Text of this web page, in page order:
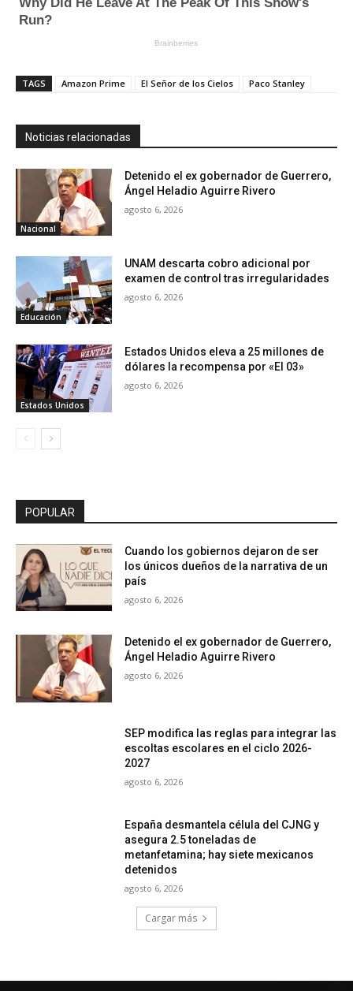
TAGS Amazon Prime El Señor de los Cielos Paco Stanley
Noticias relacionadas
Nacional
Detenido el ex gobernador de Guerrero,
Ángel Heladio Aguirre Rivero
agosto 6, 2026
Educación
UNAM descarta cobro adicional por
examen de control tras irregularidades
agosto 6, 2026
Estados Unidos
Estados Unidos eleva a 25 millones de
dólares la recompensa por «El 03»
agosto 6, 2026
POPULAR
Cuando los gobiernos dejaron de ser
los únicos dueños de la narrativa de un
país
agosto 6, 2026
Detenido el ex gobernador de Guerrero,
Ángel Heladio Aguirre Rivero
agosto 6, 2026
SEP modifica las reglas para integrar las
escoltas escolares en el ciclo 2026-
2027
agosto 6, 2026
España desmantela célula del CJNG y
asegura 2.5 toneladas de
metanfetamina; hay siete mexicanos
detenidos
agosto 6, 2026
Cargar más